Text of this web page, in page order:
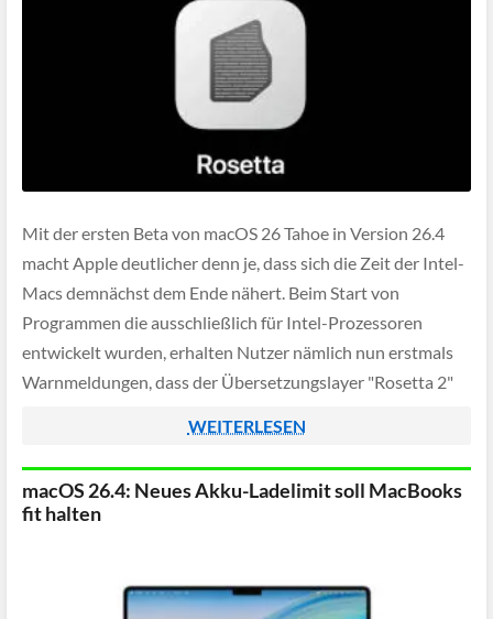
Mit der ersten Beta von macOS 26 Tahoe in Version 26.4
macht Apple deutlicher denn je, dass sich die Zeit der Intel-
Macs demnächst dem Ende nähert. Beim Start von
Programmen die ausschließlich für Intel-Prozessoren
entwickelt wurden, erhalten Nutzer nämlich nun erstmals
Warnmeldungen, dass der Übersetzungslayer "Rosetta 2"
WEITERLESEN
macOS 26.4: Neues Akku-Ladelimit soll MacBooks
fit halten